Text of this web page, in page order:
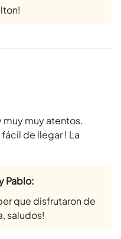
muy muy atentos.
de llegar ! La
Pablo:
que disfrutaron de
saludos!